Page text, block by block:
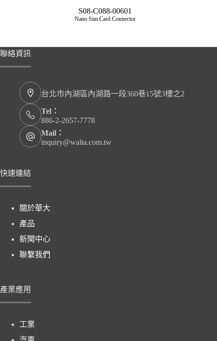
S08-C088-00601
Nano Sim Card Connector
聯絡資訊
台北市內湖區內湖路一段360巷15號3樓之2
Tel：
886-2-2657-7778
Mail：
inquiry@walta.com.tw
快速連結
關於華大
產品
新聞中心
聯繫我們
產業應用
工業